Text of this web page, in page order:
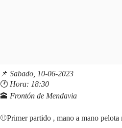
📌 Sabado, 10-06-2023
🕐 Hora: 18:30
🕋 Frontón de Mendavia
⚾️Primer partido , mano a mano pelota